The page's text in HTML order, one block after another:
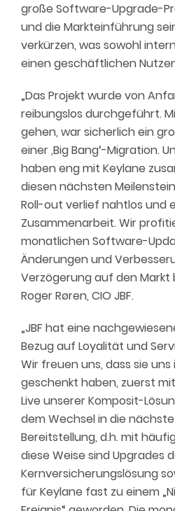
große Software-Upgrade-
und die Markteinführung
verkürzen, was sowohl
einen geschäftlichen
„Das Projekt wurde von
reibungslos durchgeführt.
gehen, war sicherlich ein
einer‚Big Bang‘-Migration.
haben eng mit Keylane
diesen nächsten
Roll-out verlief nahtlos und
Zusammenarbeit. Wir
monatlichen Software-
Änderungen und
Verzögerung auf den Markt
Roger Røren, CIO JBF.
„JBF hat eine
Bezug auf Loyalität und
Wir freuen uns, dass sie
geschenkt haben, zuerst
Live unsererKomposit-
dem Wechsel in die
Bereitstellung, d.h. mit
diese Weise sind Upgrades
Kernversicherungslösung
für Keylane fast zu einem „